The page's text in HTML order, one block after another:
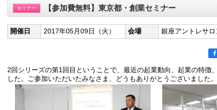
セミナー 【参加費無料】東京都・創業セミナー
開催日 2017年05月09日（火） 会場 銀座アントレサ
2回シリーズの第1回目ということで、最近の起業動向、起業の特徴
した。ご参加いただいたみなさま、どうもありがとうございました。